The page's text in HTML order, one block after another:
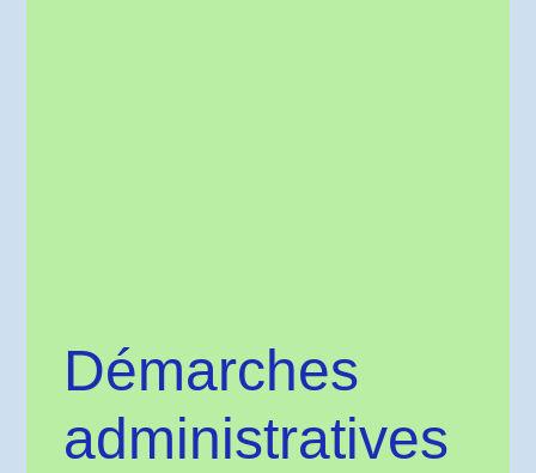
Démarches
administratives